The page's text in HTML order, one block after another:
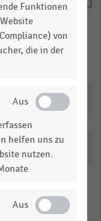
Funktionen
von
die in der
helfen uns zu
nutzen.